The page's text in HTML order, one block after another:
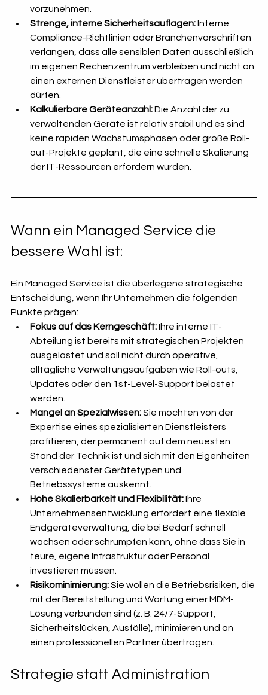
vorzunehmen.
Strenge, interne Sicherheitsauflagen: Interne
Compliance-Richtlinien oder Branchenvorschriften
verlangen, dass alle sensiblen Daten ausschließlich
im eigenen Rechenzentrum verbleiben und nicht an
einen externen Dienstleister übertragen werden
dürfen.
Kalkulierbare Geräteanzahl: Die Anzahl der zu
verwaltenden Geräte ist relativ stabil und es sind
keine rapiden Wachstumsphasen oder große Roll-
out-Projekte geplant, die eine schnelle Skalierung
der IT-Ressourcen erfordern würden.
Wann ein Managed Service die
bessere Wahl ist:
Ein Managed Service ist die überlegene strategische
Entscheidung, wenn Ihr Unternehmen die folgenden
Punkte prägen:
Fokus auf das Kerngeschäft: Ihre interne IT-
Abteilung ist bereits mit strategischen Projekten
ausgelastet und soll nicht durch operative,
alltägliche Verwaltungsaufgaben wie Roll-outs,
Updates oder den 1st-Level-Support belastet
werden.
Mangel an Spezialwissen: Sie möchten von der
Expertise eines spezialisierten Dienstleisters
profitieren, der permanent auf dem neuesten
Stand der Technik ist und sich mit den Eigenheiten
verschiedenster Gerätetypen und
Betriebssysteme auskennt.
Hohe Skalierbarkeit und Flexibilität: Ihre
Unternehmensentwicklung erfordert eine flexible
Endgeräteverwaltung, die bei Bedarf schnell
wachsen oder schrumpfen kann, ohne dass Sie in
teure, eigene Infrastruktur oder Personal
investieren müssen.
Risikominimierung: Sie wollen die Betriebsrisiken, die
mit der Bereitstellung und Wartung einer MDM-
Lösung verbunden sind (z. B. 24/7-Support,
Sicherheitslücken, Ausfälle), minimieren und an
einen professionellen Partner übertragen.
Strategie statt Administration